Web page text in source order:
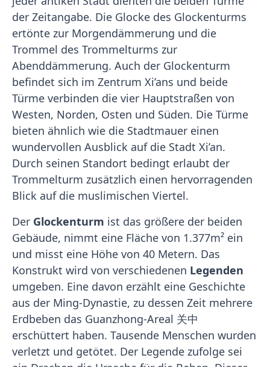
der Zeitangabe. Die Glocke des Glockenturms
ertönte zur Morgendämmerung und die
Trommel des Trommelturms zur
Abenddämmerung. Auch der Glockenturm
befindet sich im Zentrum Xi’ans und beide
Türme verbinden die vier Hauptstraßen von
Westen, Norden, Osten und Süden. Die Türme
bieten ähnlich wie die Stadtmauer einen
wundervollen Ausblick auf die Stadt Xi’an.
Durch seinen Standort bedingt erlaubt der
Trommelturm zusätzlich einen hervorragenden
Blick auf die muslimischen Viertel.
Der Glockenturm ist das größere der beiden
Gebäude, nimmt eine Fläche von 1.377m² ein
und misst eine Höhe von 40 Metern. Das
Konstrukt wird von verschiedenen Legenden
umgeben. Eine davon erzählt eine Geschichte
aus der Ming-Dynastie, zu dessen Zeit mehrere
Erdbeben das Guanzhong-Areal 关中
erschüttert haben. Tausende Menschen wurden
verletzt und getötet. Der Legende zufolge sei